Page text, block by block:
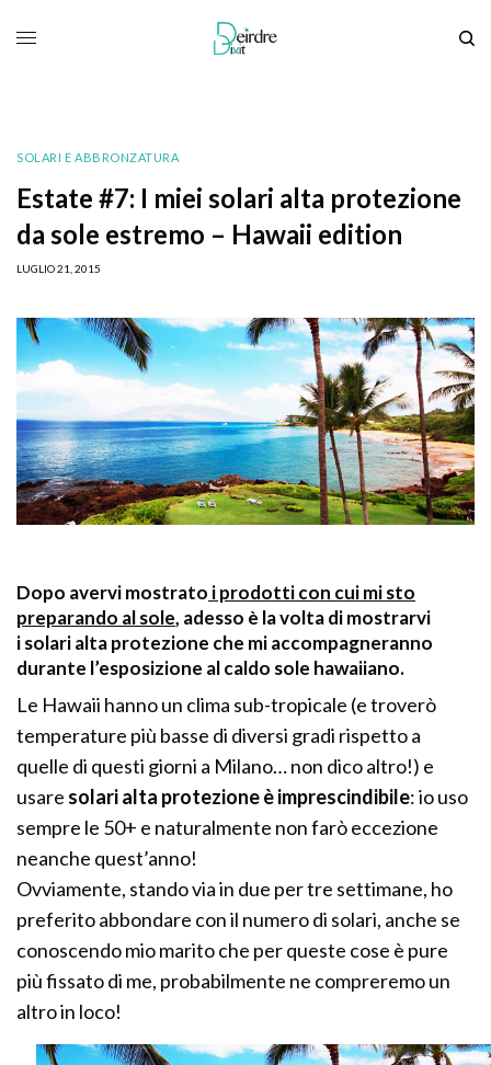
SOLARI E ABBRONZATURA
Estate #7: I miei solari alta protezione
da sole estremo – Hawaii edition
LUGLIO 21, 2015
Dopo avervi mostrato i prodotti con cui mi sto
preparando al sole, adesso è la volta di mostrarvi
i solari alta protezione che mi accompagneranno
durante l’esposizione al caldo sole hawaiiano.
Le Hawaii hanno un clima sub-tropicale (e troverò
temperature più basse di diversi gradi rispetto a
quelle di questi giorni a Milano… non dico altro!) e
usare solari alta protezione è imprescindibile: io uso
sempre le 50+ e naturalmente non farò eccezione
neanche quest’anno!
Ovviamente, stando via in due per tre settimane, ho
preferito abbondare con il numero di solari, anche se
conoscendo mio marito che per queste cose è pure
più fissato di me, probabilmente ne compreremo un
altro in loco!